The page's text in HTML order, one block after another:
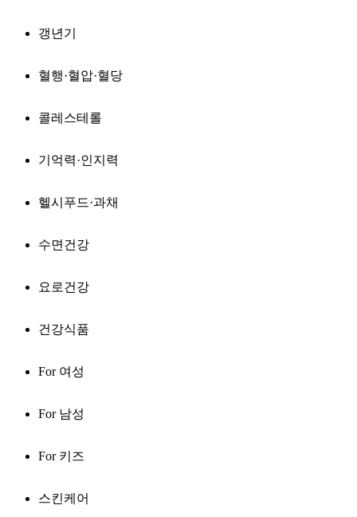
갱년기
혈행·혈압·혈당
콜레스테롤
기억력·인지력
헬시푸드·과채
수면건강
요로건강
건강식품
For 여성
For 남성
For 키즈
스킨케어